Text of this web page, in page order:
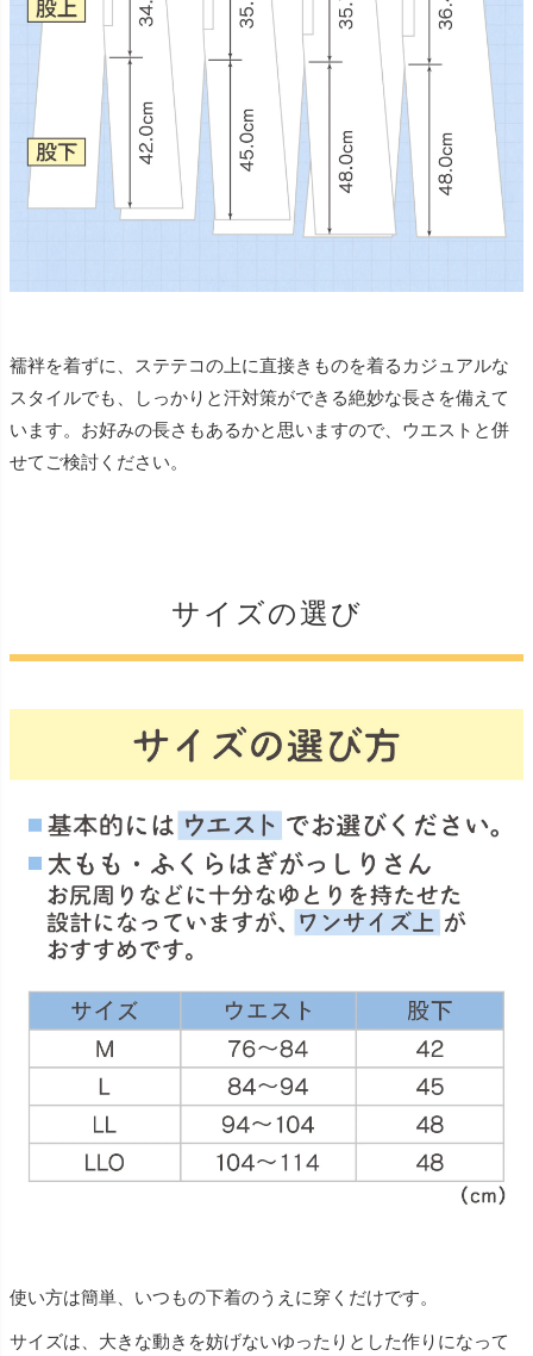
襦袢を着ずに、ステテコの上に直接きものを着るカジュアルな
スタイルでも、しっかりと汗対策ができる絶妙な長さを備えて
います。お好みの長さもあるかと思いますので、ウエストと併
せてご検討ください。
サイズの選び
使い方は簡単、いつもの下着のうえに穿くだけです。
サイズは、大きな動きを妨げないゆったりとした作りになって